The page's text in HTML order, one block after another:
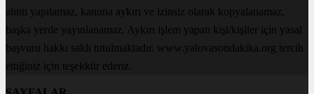
alıntı yapılamaz, kanuna aykırı ve izinsiz olarak kopyalanamaz,
başka yerde yayınlanamaz. Aykırı işlem yapan kişi/kişiler için yasal
başvuru hakkı saklı tutulmaktadır. www.yalovasondakika.org tercih
ettiğiniz için teşekkür ederiz.